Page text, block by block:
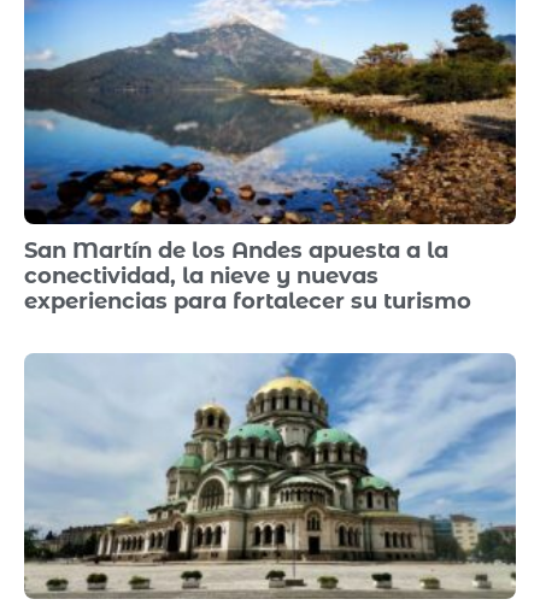
San Martín de los Andes apuesta a la
conectividad, la nieve y nuevas
experiencias para fortalecer su turismo